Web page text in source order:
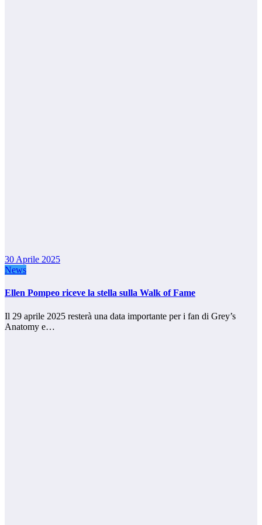
30 Aprile 2025
News
Ellen Pompeo riceve la stella sulla Walk of Fame
Il 29 aprile 2025 resterà una data importante per i fan di Grey’s
Anatomy e…